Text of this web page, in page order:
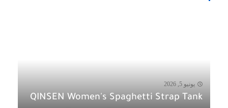
يونيو 5, 2026
QINSEN Women's Spaghetti Strap Tank